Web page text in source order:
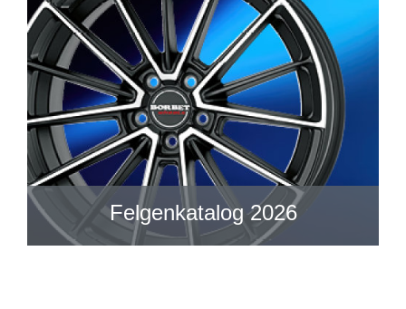
Felgenkatalog 2026